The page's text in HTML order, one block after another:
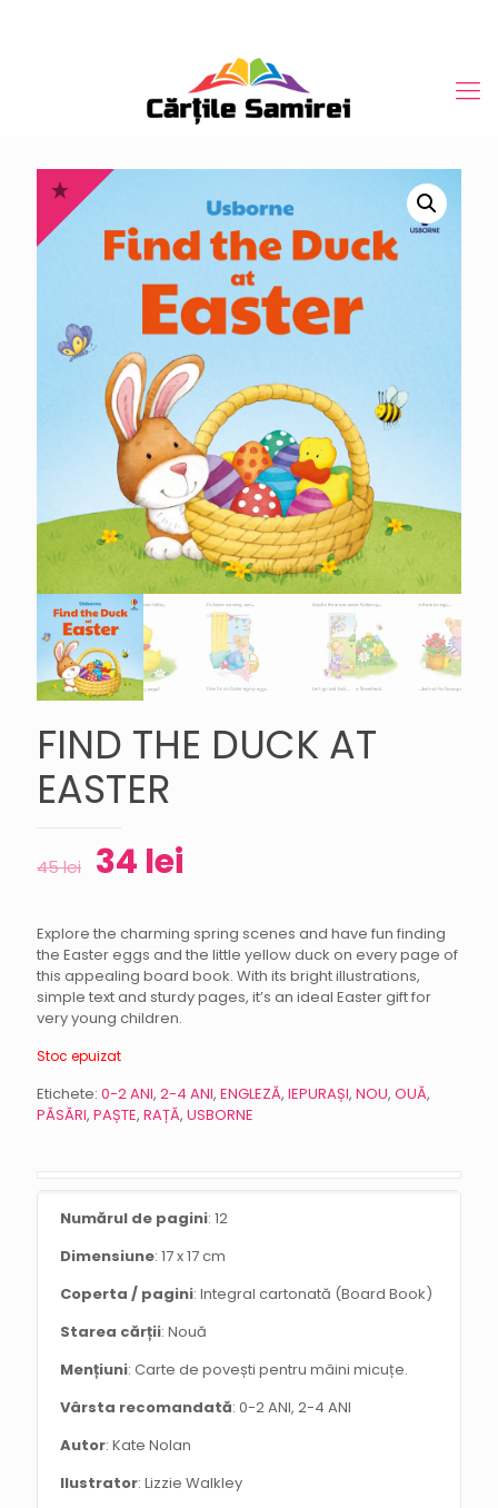
FIND THE DUCK AT
EASTER
45lei 34 lei
Explore the charming spring scenes and have fun finding
the Easter eggs and the little yellow duck on every page of
this appealing board book. With its bright illustrations,
simple text and sturdy pages, it’s an ideal Easter gift for
very young children.
Stoc epuizat
Etichete: 0-2 ANI, 2-4 ANI, ENGLEZĂ, IEPURAȘI, NOU, OUĂ,
PĂSĂRI, PAȘTE, RAȚĂ, USBORNE
Numărul de pagini: 12
Dimensiune: 17 x 17 cm
Coperta / pagini: Integral cartonată (Board Book)
Starea cărții: Nouă
Mențiuni: Carte de povești pentru mâini micuțe.
Vârsta recomandată: 0-2 ANI, 2-4 ANI
Autor: Kate Nolan
Ilustrator: Lizzie Walkley